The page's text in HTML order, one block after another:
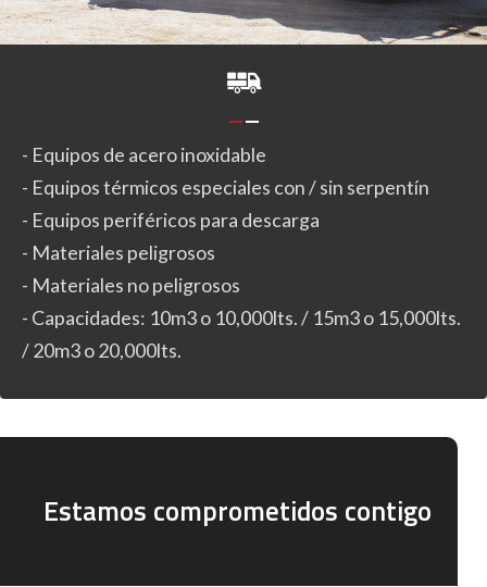
- Equipos de acero inoxidable
- Equipos térmicos especiales con / sin serpentín
- Equipos periféricos para descarga
- Materiales peligrosos
- Materiales no peligrosos
- Capacidades: 10m3 o 10,000lts. / 15m3 o 15,000lts.
/ 20m3 o 20,000lts.
Estamos comprometidos contigo